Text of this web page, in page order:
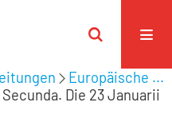
Europäische ...
Secunda. Die 23 Januarii